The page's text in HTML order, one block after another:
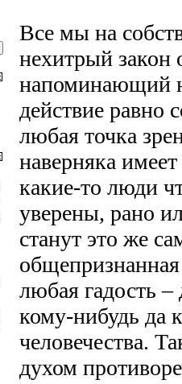
Все мы на
нехитрый закон
напоминающий
действие равно
любая точка
наверняка
какие-то люди
уверены, рано
станут это же
любая гадость –
кому-нибудь да
человечества.
духом